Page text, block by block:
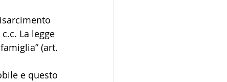
La legge
(art.
e questo